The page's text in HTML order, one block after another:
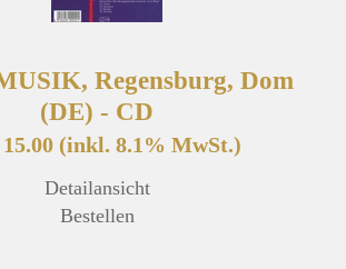
Regensburg, Dom
(DE) - CD
(inkl. 8.1% MwSt.)
Detailansicht
Bestellen